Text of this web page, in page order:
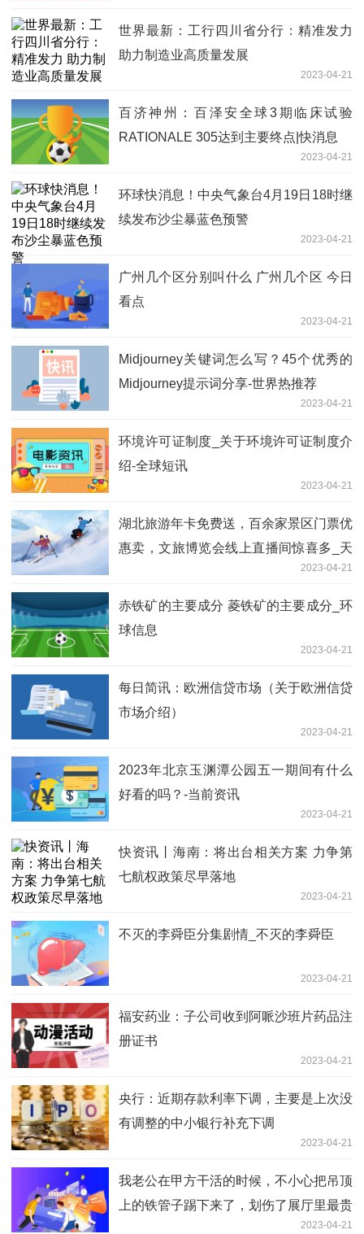
世界最新：工行四川省分行：精准发力
助力制造业高质量发展
2023-04-21
百济神州：百泽安全球3期临床试验
RATIONALE 305达到主要终点|快消息
2023-04-21
环球快消息！中央气象台4月19日18时继
续发布沙尘暴蓝色预警
2023-04-21
广州几个区分别叫什么 广州几个区 今日
看点
2023-04-21
Midjourney关键词怎么写？45个优秀的
Midjourney提示词分享-世界热推荐
2023-04-21
环境许可证制度_关于环境许可证制度介
绍-全球短讯
2023-04-21
湖北旅游年卡免费送，百余家景区门票优
惠卖，文旅博览会线上直播间惊喜多_天
2023-04-21
赤铁矿的主要成分 菱铁矿的主要成分_环
球信息
2023-04-21
每日简讯：欧洲信贷市场（关于欧洲信贷
市场介绍）
2023-04-21
2023年北京玉渊潭公园五一期间有什么
好看的吗？-当前资讯
2023-04-21
快资讯丨海南：将出台相关方案 力争第
七航权政策尽早落地
2023-04-21
不灭的李舜臣分集剧情_不灭的李舜臣
2023-04-21
福安药业：子公司收到阿哌沙班片药品注
册证书
2023-04-21
央行：近期存款利率下调，主要是上次没
有调整的中小银行补充下调
2023-04-21
我老公在甲方干活的时候，不小心把吊顶
上的铁管子踢下来了，划伤了展厅里最贵
2023-04-21